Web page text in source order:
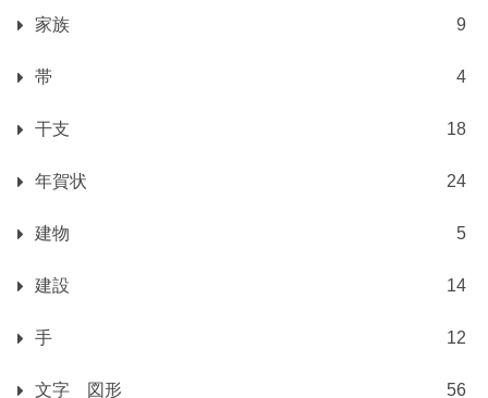
家族 9
帯 4
干支 18
年賀状 24
建物 5
建設 14
手 12
文字 図形 56